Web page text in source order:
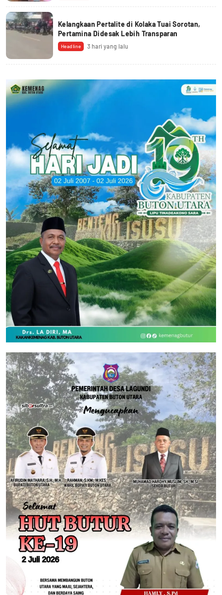
Kelangkaan Pertalite di Kolaka Tuai Sorotan,
Pertamina Didesak Lebih Transparan
Headline 3 hari yang lalu